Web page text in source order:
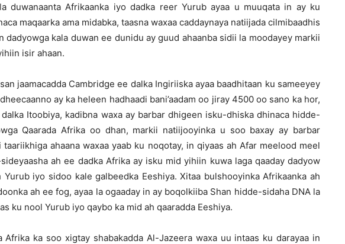
duwanaanta Afrikaanka iyo dadka reer Yurub ayaa u muuqata in ay ku
maqaarka ama midabka, taasna waxaa caddaynaya natiijada cilmibaadhis
dadyowga kala duwan ee dunidu ay guud ahaanba sidii la moodayey markii
isir ahaan.
jaamacadda Cambridge ee dalka Ingiriiska ayaa baadhitaan ku sameeyey
ay ka heleen hadhaadi bani’aadam oo jiray 4500 oo sano ka hor,
Itoobiya, kadibna waxa ay barbar dhigeen isku-dhiska dhinaca hidde-
Qaarada Afrika oo dhan, markii natiijooyinka u soo baxay ay barbar
ahaana waxaa yaab ku noqotay, in qiyaas ah Afar meelood meel
ah ee dadka Afrika ay isku mid yihiin kuwa laga qaaday dadyow
Yurub iyo sidoo kale galbeedka Eeshiya. Xitaa bulshooyinka Afrikaanka ah
ah ee fog, ayaa la ogaaday in ay boqolkiiba Shan hidde-sidaha DNA la
ku nool Yurub iyo qaybo ka mid ah qaaradda Eeshiya.
Afrika ka soo xigtay shabakadda Al-Jazeera waxa uu intaas ku darayaa in